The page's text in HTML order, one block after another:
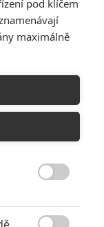
Využijte naší
pod klíčem
maximálně